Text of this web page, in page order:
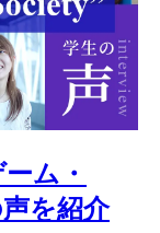
ム・
を紹介